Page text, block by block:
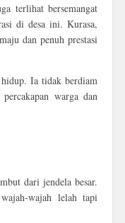
terlihat bersemangat
di desa ini. Kurasa,
dan penuh prestasi
Ia tidak berdiam
warga dan
dari jendela besar.
wajah lelah tapi